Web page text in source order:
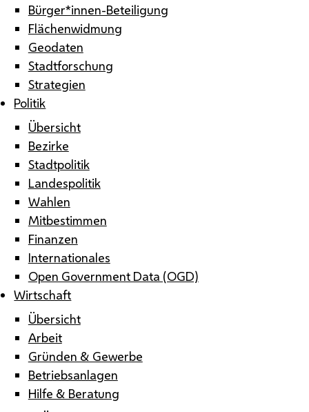
Bürger*innen-Beteiligung
Flächenwidmung
Geodaten
Stadtforschung
Strategien
Politik
Übersicht
Bezirke
Stadtpolitik
Landespolitik
Wahlen
Mitbestimmen
Finanzen
Internationales
Open Government Data (OGD)
Wirtschaft
Übersicht
Arbeit
Gründen & Gewerbe
Betriebsanlagen
Hilfe & Beratung